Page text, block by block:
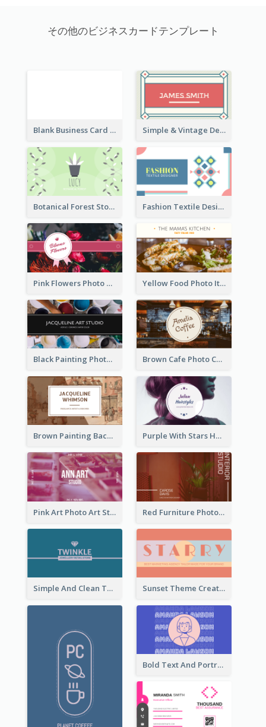
その他のビジネスカードテンプレート
Blank Business Card Simple & Vintage Designer Business Card Idea
Botanical Forest Store Business Card Fashion Textile Designers Business Card
Pink Flowers Photo Badge Flower Shop Business Card Yellow Food Photo Italian Food Business Card
Black Painting Photo Art Studio Business Card Brown Cafe Photo Coffee Shop Business Card
Brown Painting Background Artist Business Card Purple With Stars Hair Salon Business Card
Pink Art Photo Art Studio Business Card Red Furniture Photo Interior Design Business Card
Simple And Clean Teal Business Card Design Sunset Theme Creative Agency Business Card Design
Bold Text And Portrait Business Card Design Template